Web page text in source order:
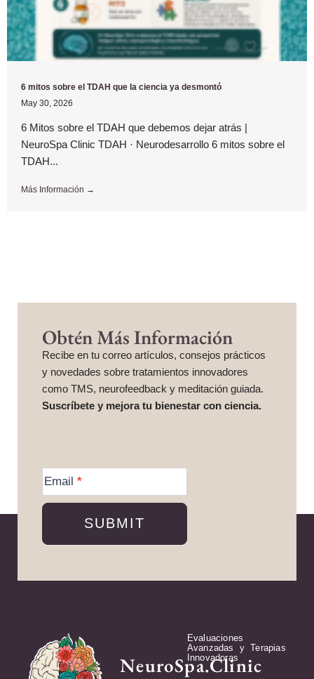
6 mitos sobre el TDAH que la ciencia ya desmontó
May 30, 2026
6 Mitos sobre el TDAH que debemos dejar atrás |
NeuroSpa Clinic TDAH · Neurodesarrollo 6 mitos sobre el
TDAH...
Más Información →
Obtén Más Información
Recibe en tu correo artículos, consejos prácticos
y novedades sobre tratamientos innovadores
como TMS, neurofeedback y meditación guiada.
Suscríbete y mejora tu bienestar con ciencia.
Information
Email *
SUBMIT
NeuroSpa.Clinic
Evaluaciones
Avanzadas y Terapias
Innovadoras